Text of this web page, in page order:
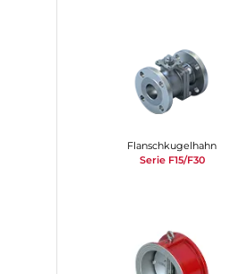
Flanschkugelhahn
Serie F15/F30